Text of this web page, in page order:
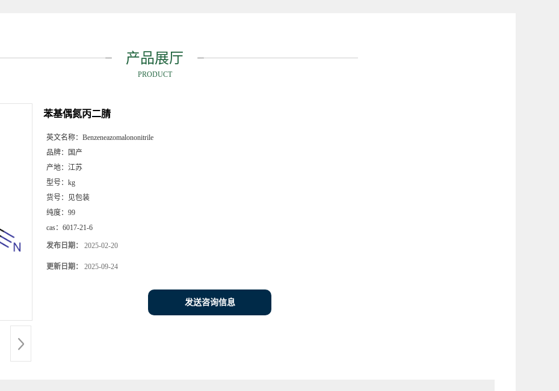
产品展厅
PRODUCT
苯基偶氮丙二腈
英文名称： Benzeneazomalononitrile
品牌：
国产
产地： 江苏
型号： kg
货号：
见包装
纯度： 99
cas： 6017-21-6
发布日期： 2025-02-20
更新日期： 2025-09-24
发送咨询信息